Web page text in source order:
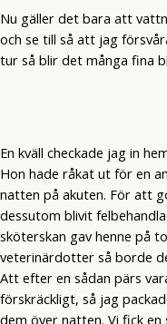
Nu gäller det bara att
och se till så att jag
tur så blir det många fina
En kväll checkade jag in
Hon hade råkat ut för en
natten på akuten. För att
dessutom blivit
sköterskan gav henne på
veterinärdotter så borde
Att efter en sådan pärs
förskräckligt, så jag
dem över natten. Vi fick en